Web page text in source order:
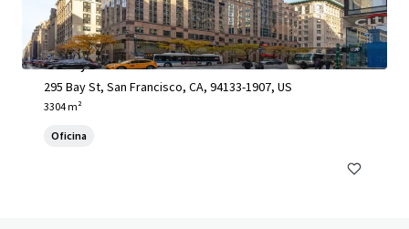
295 Bay Street
295 Bay St, San Francisco, CA, 94133-1907, US
3304 m²
Oficina